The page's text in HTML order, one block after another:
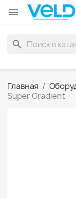

search
Главная
Super Gradient